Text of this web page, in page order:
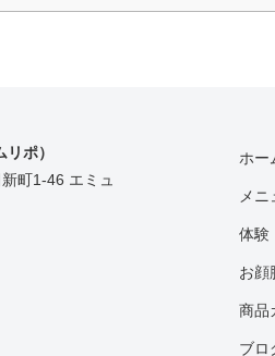
ポ）
町1-46 エミュ
ホー
メ
体験
お顔
商品
ブロ